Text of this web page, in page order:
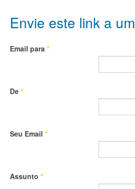
Envie este link a
Email para *
De *
Seu Email *
Assunto *